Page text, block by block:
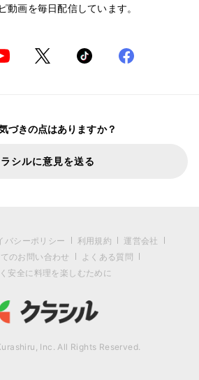
動画を毎日配信しています。
づきの点はありますか？
シルに意見を送る
バシーポリシー 利用規約
運営会社
のお問い合わせ
よくある質問
安全に料理を楽しむために
Inc. All Rights Reserved.